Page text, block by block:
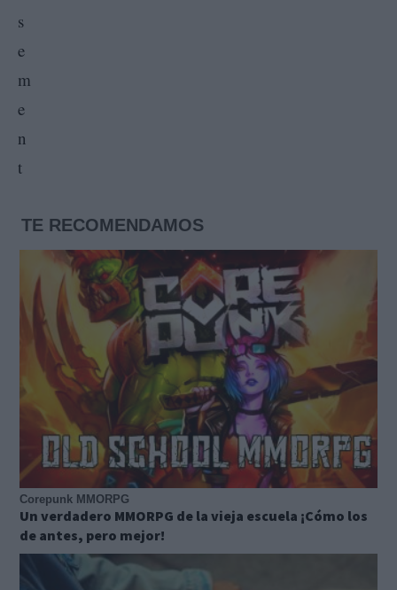
TE RECOMENDAMOS
Corepunk MMORPG
Un verdadero MMORPG de la vieja escuela ¡Cómo los
de antes, pero mejor!